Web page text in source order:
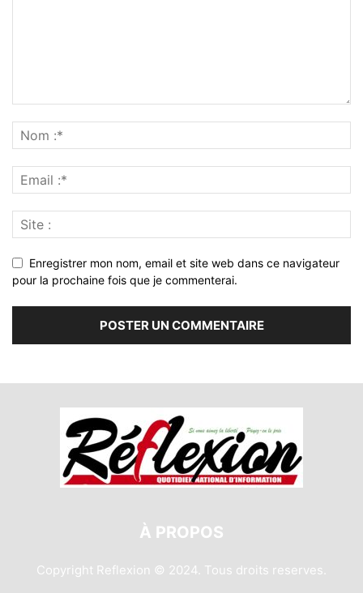
Enregistrer mon nom, email et site web dans ce navigateur
pour la prochaine fois que je commenterai.
À PROPOS
Copyright Reflexion © 2024. Tous droits reserves.